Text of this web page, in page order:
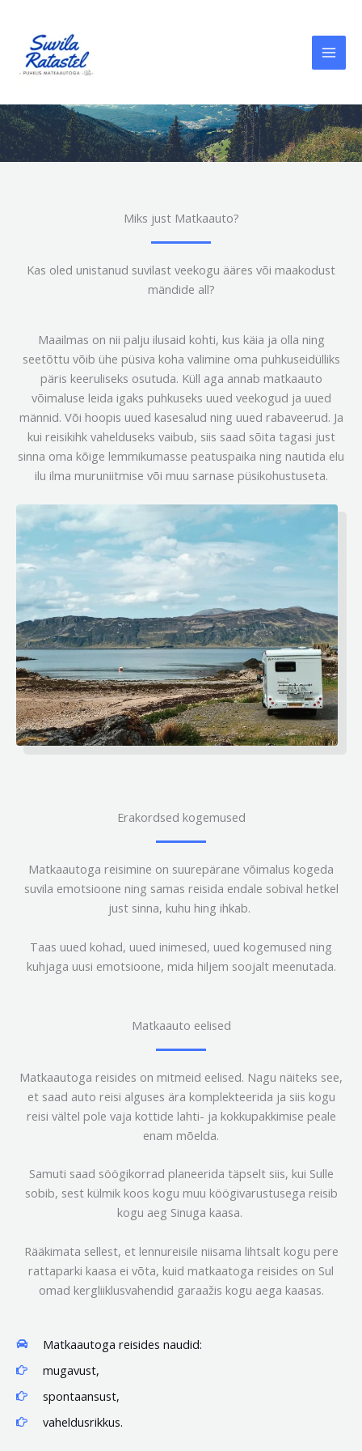
content
Miks just Matkaauto?
Kas oled unistanud suvilast veekogu ääres või maakodust
mändide all?
Maailmas on nii palju ilusaid kohti, kus käia ja olla ning
seetõttu võib ühe püsiva koha valimine oma puhkuseidülliks
päris keeruliseks osutuda. Küll aga annab matkaauto
võimaluse leida igaks puhkuseks uued veekogud ja uued
männid. Või hoopis uued kasesalud ning uued rabaveerud. Ja
kui reisikihk vahelduseks vaibub, siis saad sõita tagasi just
sinna oma kõige lemmikumasse peatuspaika ning nautida elu
ilu ilma muruniitmise või muu sarnase püsikohustuseta.
Erakordsed kogemused
Matkaautoga reisimine on suurepärane võimalus kogeda
suvila emotsioone ning samas reisida endale sobival hetkel
just sinna, kuhu hing ihkab.
Taas uued kohad, uued inimesed, uued kogemused ning
kuhjaga uusi emotsioone, mida hiljem soojalt meenutada.
Matkaauto eelised
Matkaautoga reisides on mitmeid eelised. Nagu näiteks see,
et saad auto reisi alguses ära komplekteerida ja siis kogu
reisi vältel pole vaja kottide lahti- ja kokkupakkimise peale
enam mõelda.
Samuti saad söögikorrad planeerida täpselt siis, kui Sulle
sobib, sest külmik koos kogu muu köögivarustusega reisib
kogu aeg Sinuga kaasa.
Rääkimata sellest, et lennureisile niisama lihtsalt kogu pere
rattaparki kaasa ei võta, kuid matkaatoga reisides on Sul
omad kergliiklusvahendid garaažis kogu aega kaasas.
Matkaautoga reisides naudid:
mugavust,
spontaansust,
vaheldusrikkus.